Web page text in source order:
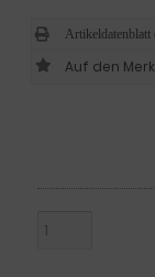
Artikeldatenblatt